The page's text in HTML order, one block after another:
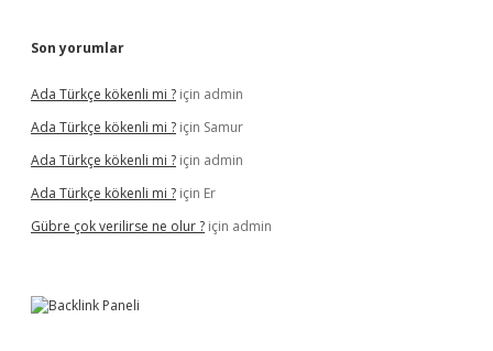
Son yorumlar
Ada Türkçe kökenli mi ? için admin
Ada Türkçe kökenli mi ? için Samur
Ada Türkçe kökenli mi ? için admin
Ada Türkçe kökenli mi ? için Er
Gübre çok verilirse ne olur ? için admin